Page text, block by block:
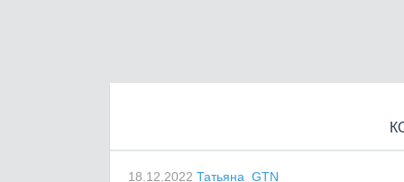
18.12.2022 Татьяна_GTN